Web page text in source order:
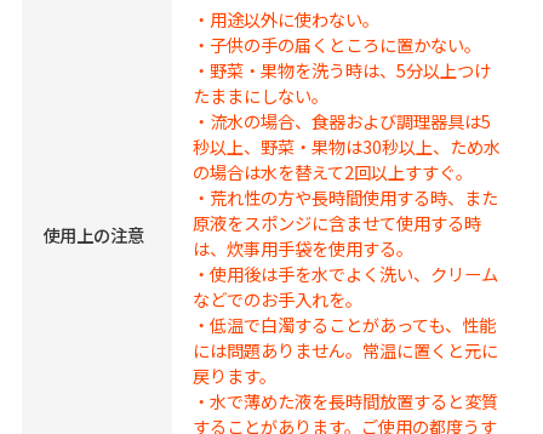
使用上の注意
・用途以外に使わない。
・子供の手の届くところに置かない。
・野菜・果物を洗う時は、5分以上つけ
たままにしない。
・流水の場合、食器および調理器具は5
秒以上、野菜・果物は30秒以上、ため水
の場合は水を替えて2回以上すすぐ。
・荒れ性の方や長時間使用する時、また
原液をスポンジに含ませて使用する時
は、炊事用手袋を使用する。
・使用後は手を水でよく洗い、クリーム
などでのお手入れを。
・低温で白濁することがあっても、性能
には問題ありません。常温に置くと元に
戻ります。
・水で薄めた液を長時間放置すると変質
することがあります。ご使用の都度うす